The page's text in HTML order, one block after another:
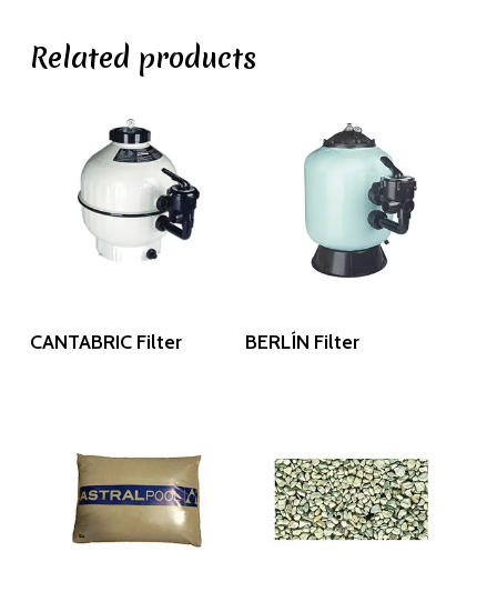
Related products
Read More
CANTABRIC Filter Read More
BERLÍN Filter